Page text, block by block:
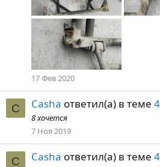
17 Фев 2020
C Casha ответил(а) в теме
8 хочется
7 Ноя 2019
C Casha ответил(а) в теме